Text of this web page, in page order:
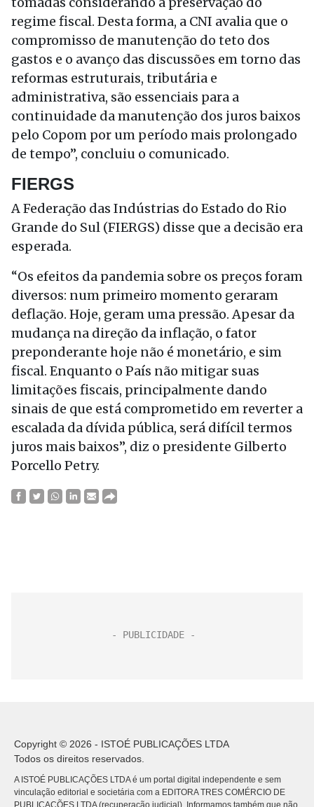
regime fiscal. Desta forma, a CNI avalia que o
compromisso de manutenção do teto dos
gastos e o avanço das discussões em torno das
reformas estruturais, tributária e
administrativa, são essenciais para a
continuidade da manutenção dos juros baixos
pelo Copom por um período mais prolongado
de tempo”, concluiu o comunicado.
FIERGS
A Federação das Indústrias do Estado do Rio
Grande do Sul (FIERGS) disse que a decisão era
esperada.
“Os efeitos da pandemia sobre os preços foram
diversos: num primeiro momento geraram
deflação. Hoje, geram uma pressão. Apesar da
mudança na direção da inflação, o fator
preponderante hoje não é monetário, e sim
fiscal. Enquanto o País não mitigar suas
limitações fiscais, principalmente dando
sinais de que está comprometido em reverter a
escalada da dívida pública, será difícil termos
juros mais baixos”, diz o presidente Gilberto
Porcello Petry.
Copyright © 2026 - ISTOÉ PUBLICAÇÕES LTDA
Todos os direitos reservados.
A ISTOÉ PUBLICAÇÕES LTDA é um portal digital independente e sem
vinculação editorial e societária com a EDITORA TRES COMÉRCIO DE
PUBLICACÕES LTDA (recuperação judicial). Informamos também que não